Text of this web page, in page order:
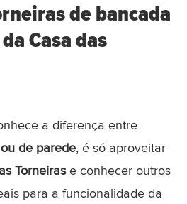
de bancada
Casa das
a diferença entre
de parede, é só aproveitar
Torneirase conhecer outros
para a funcionalidade da